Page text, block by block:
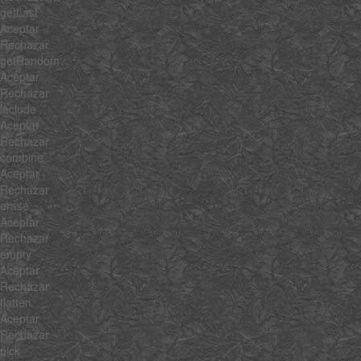
getLast
Aceptar
Rechazar
getRandom
Aceptar
Rechazar
include
Aceptar
Rechazar
combine
Aceptar
Rechazar
erase
Aceptar
Rechazar
empty
Aceptar
Rechazar
flatten
Aceptar
Rechazar
pick